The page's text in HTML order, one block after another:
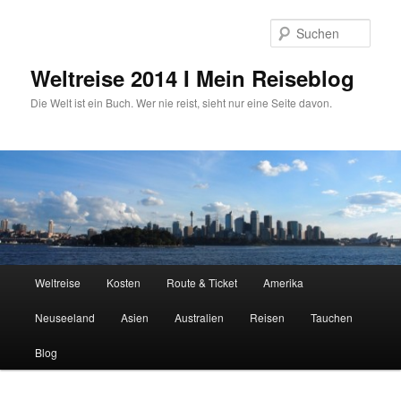
Weltreise 2014 I Mein Reiseblog
Die Welt ist ein Buch. Wer nie reist, sieht nur eine Seite davon.
Weltreise Kosten Route & Ticket Amerika
Neuseeland Asien Australien Reisen Tauchen
Blog